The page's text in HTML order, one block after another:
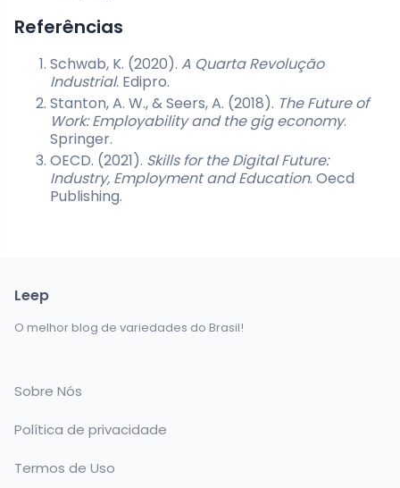
Referências
Schwab, K. (2020). A Quarta Revolução
Industrial. Edipro.
Stanton, A. W., & Seers, A. (2018). The Future of
Work: Employability and the gig economy.
Springer.
OECD. (2021). Skills for the Digital Future:
Industry, Employment and Education. Oecd
Publishing.
Leep
O melhor blog de variedades do Brasil!
Sobre Nós
Política de privacidade
Termos de Uso